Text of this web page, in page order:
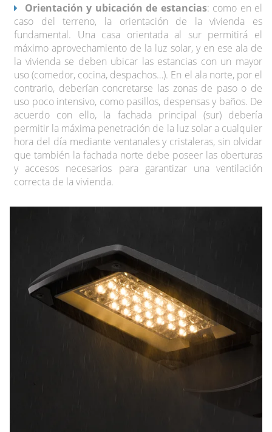
Orientación y ubicación de estancias: como en el
caso del terreno, la orientación de la vivienda es
fundamental. Una casa orientada al sur permitirá el
máximo aprovechamiento de la luz solar, y en ese ala de
la vivienda se deben ubicar las estancias con un mayor
uso (comedor, cocina, despachos…). En el ala norte, por el
contrario, deberían concretarse las zonas de paso o de
uso poco intensivo, como pasillos, despensas y baños. De
acuerdo con ello, la fachada principal (sur) debería
permitir la máxima penetración de la luz solar a cualquier
hora del día mediante ventanales y cristaleras, sin olvidar
que también la fachada norte debe poseer las oberturas
y accesos necesarios para garantizar una ventilación
correcta de la vivienda.